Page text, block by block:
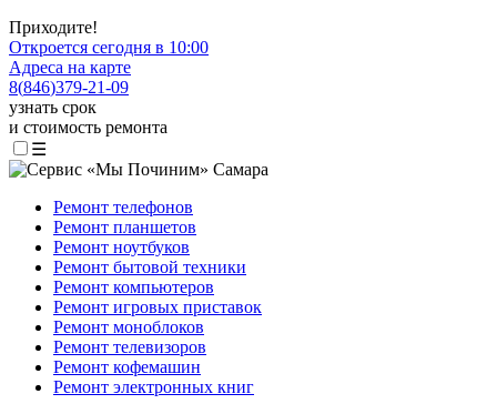
Приходите!
Откроется сегодня в 10:00
Адреса на карте
8(846)379-21-09
узнать срок
и стоимость ремонта
☰
Ремонт телефонов
Ремонт планшетов
Ремонт ноутбуков
Ремонт бытовой техники
Ремонт компьютеров
Ремонт игровых приставок
Ремонт моноблоков
Ремонт телевизоров
Ремонт кофемашин
Ремонт электронных книг